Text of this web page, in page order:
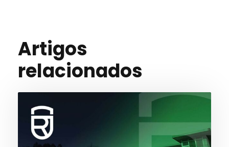
Artigos
relacionados